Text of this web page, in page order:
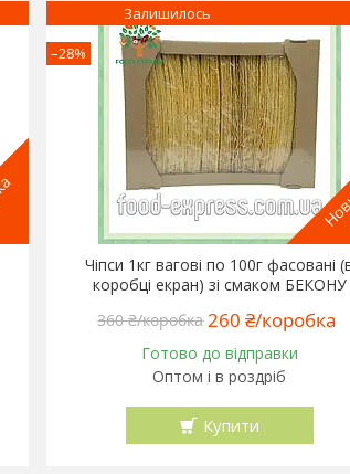
–28%
Залишилось
Чіпси 1кг вагові по 100г фасовані
коробці екран) зі смаком БЕКОНУ
360 ₴/коробка 260 ₴/коробка
Готово до відправки
Оптом і в роздріб
Купити